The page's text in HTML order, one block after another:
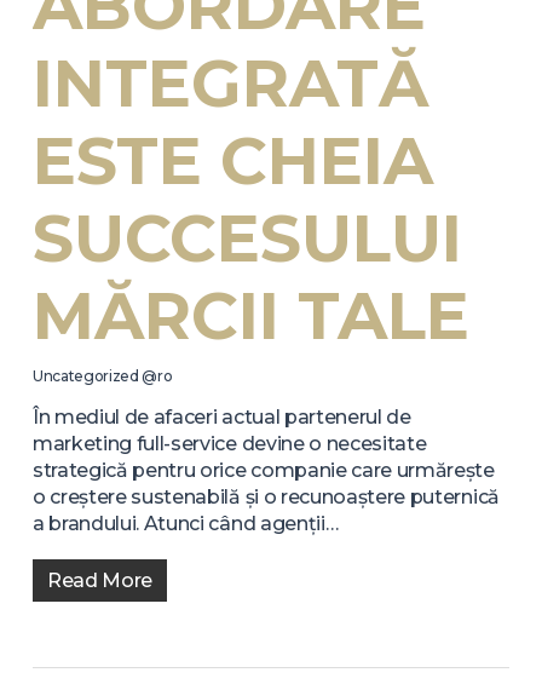
INTEGRATĂ
ESTE CHEIA
SUCCESULUI
MĂRCII TALE
Uncategorized @ro
În mediul de afaceri actual partenerul de
marketing full-service devine o necesitate
strategică pentru orice companie care urmărește
o creștere sustenabilă și o recunoaștere puternică
a brandului. Atunci când agenții…
Read More